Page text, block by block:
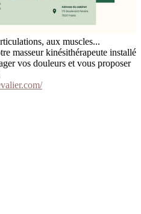
aux muscles...
masseur kinésithérapeute installé
vos douleurs et vous proposer